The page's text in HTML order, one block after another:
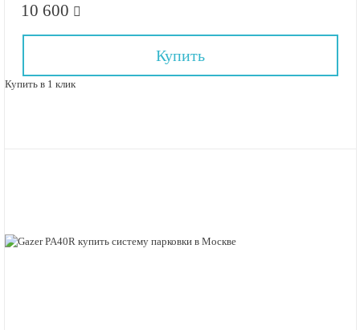
10 600
Купить
Купить в 1 клик